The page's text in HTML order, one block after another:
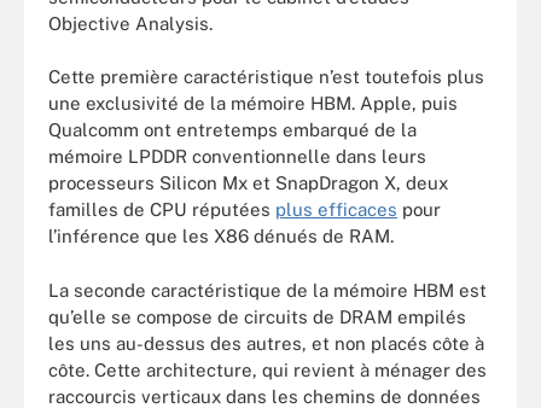
Objective Analysis.
Cette première caractéristique n’est toutefois plus
une exclusivité de la mémoire HBM. Apple, puis
Qualcomm ont entretemps embarqué de la
mémoire LPDDR conventionnelle dans leurs
processeurs Silicon Mx et SnapDragon X, deux
familles de CPU réputées plus efficaces pour
l’inférence que les X86 dénués de RAM.
La seconde caractéristique de la mémoire HBM est
qu’elle se compose de circuits de DRAM empilés
les uns au-dessus des autres, et non placés côte à
côte. Cette architecture, qui revient à ménager des
raccourcis verticaux dans les chemins de données